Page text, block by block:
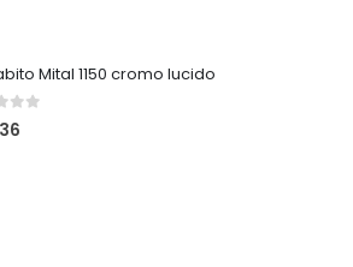
Mital 1150 cromo lucido